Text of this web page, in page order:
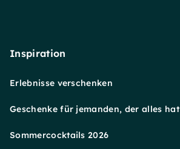
Inspiration
Erlebnisse verschenken
Geschenke für jemanden, der alles hat
Sommercocktails 2026